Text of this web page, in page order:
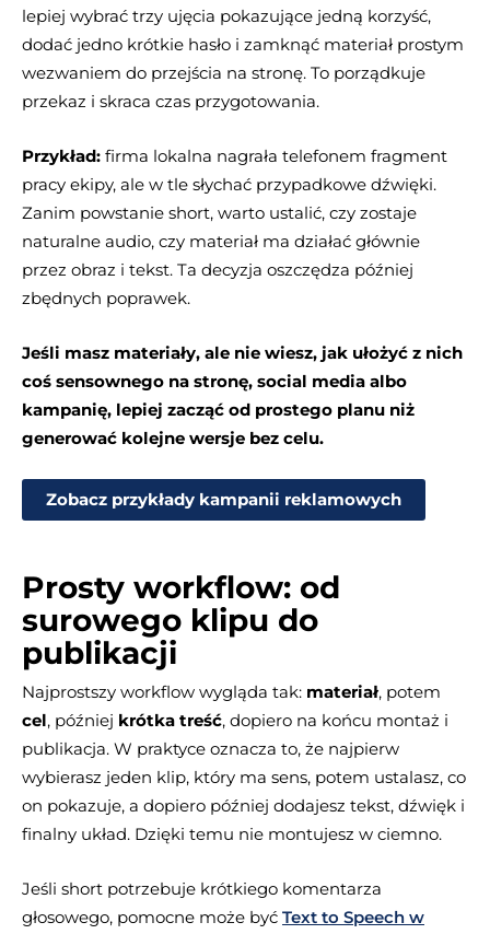
lepiej wybrać trzy ujęcia pokazujące jedną korzyść,
dodać jedno krótkie hasło i zamknąć materiał prostym
wezwaniem do przejścia na stronę. To porządkuje
przekaz i skraca czas przygotowania.
Przykład: firma lokalna nagrała telefonem fragment
pracy ekipy, ale w tle słychać przypadkowe dźwięki.
Zanim powstanie short, warto ustalić, czy zostaje
naturalne audio, czy materiał ma działać głównie
przez obraz i tekst. Ta decyzja oszczędza później
zbędnych poprawek.
Jeśli masz materiały, ale nie wiesz, jak ułożyć z nich
coś sensownego na stronę, social media albo
kampanię, lepiej zacząć od prostego planu niż
generować kolejne wersje bez celu.
Zobacz przykłady kampanii reklamowych
Prosty workflow: od
surowego klipu do
publikacji
Najprostszy workflow wygląda tak: materiał, potem
cel, później krótka treść, dopiero na końcu montaż i
publikacja. W praktyce oznacza to, że najpierw
wybierasz jeden klip, który ma sens, potem ustalasz, co
on pokazuje, a dopiero później dodajesz tekst, dźwięk i
finalny układ. Dzięki temu nie montujesz w ciemno.
Jeśli short potrzebuje krótkiego komentarza
głosowego, pomocne może być Text to Speech w